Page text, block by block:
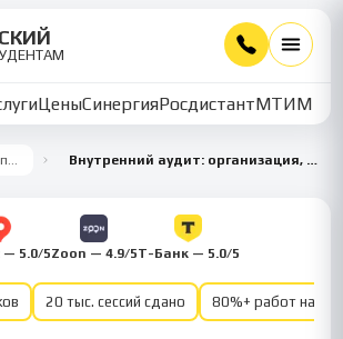
ЦеныСинергияРосдистантМТИММУ
Все предметы Внутренний аудит: организация, теория и методология
— 5.0/5Zoon — 4.9/5Т-Банк — 5.0/5
20 тыс. сессий сдано 80%+ работ на